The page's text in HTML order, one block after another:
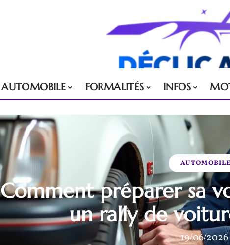
AUTOMOBILE FORMALITÉS INFOS
AUTOMOBILE
Comment préparer sa
un rally de
19/06/2026